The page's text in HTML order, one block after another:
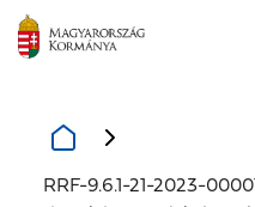
RRF-9.6.1-21-2023-